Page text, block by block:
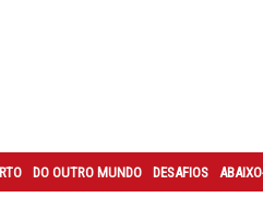
DO OUTRO MUNDO DESAFIOS